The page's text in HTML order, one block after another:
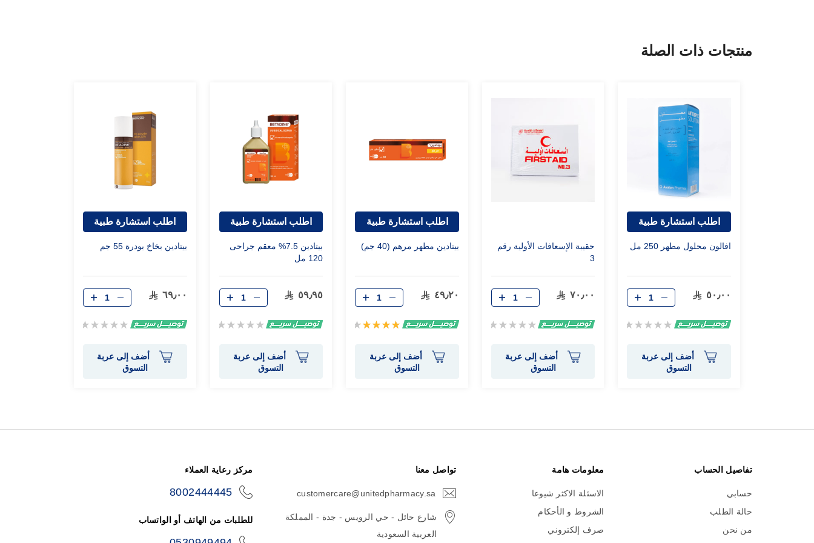
منتجات ذات الصلة
اطلب استشارة طبية
افالون محلول مطهر 250 مل
٥٠٫٠٠
Rating:
أضف إلى عربة
التسوق
حقيبة الإسعافات الأولية رقم
3
٧٠٫٠٠
Rating:
أضف إلى عربة
التسوق
اطلب استشارة طبية
بيتادين مطهر مرهم (40 جم)
٤٩٫٢٠
تقييم:
أضف إلى عربة
التسوق
اطلب استشارة طبية
بيتادين 7.5% معقم جراحى
120 مل
٥٩٫٩٥
Rating:
أضف إلى عربة
التسوق
اطلب استشارة طبية
بيتادين بخاخ بودرة 55 جم
٦٩٫٠٠
Rating:
أضف إلى عربة
التسوق
تفاصيل الحساب
حسابي
حالة الطلب
من نحن
معلومات هامة
الاسئلة الاكثر شيوعا
الشروط و الأحكام
صرف إلكتروني
تواصل معنا
customercare@unitedpharmacy.sa
شارع حائل - حي الرويس - جدة - المملكة
العربية السعودية
مركز رعاية العملاء
8002444445
للطلبات من الهاتف أو الواتساب